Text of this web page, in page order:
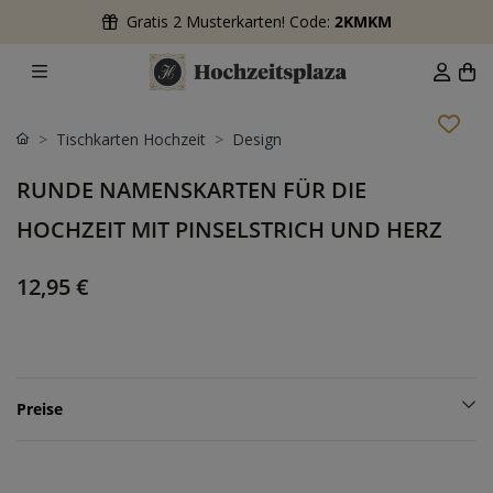
Gratis 2 Musterkarten! Code: 2KMKM
Tischkarten Hochzeit Design
RUNDE NAMENSKARTEN FÜR DIE
HOCHZEIT MIT PINSELSTRICH UND HERZ
12,95 €
Preise